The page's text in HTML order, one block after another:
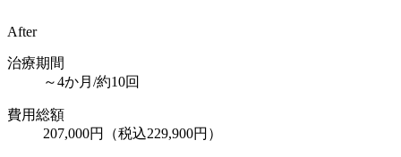
After
治療期間
～4か月/約10回
費用総額
207,000円（税込229,900円）